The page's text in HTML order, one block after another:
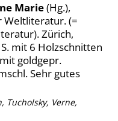
Marie(Hg.),
Weltliteratur. (=
Zürich,
mit 6 Holzschnitten
goldgepr.
Sehr gutes
Tucholsky, Verne,